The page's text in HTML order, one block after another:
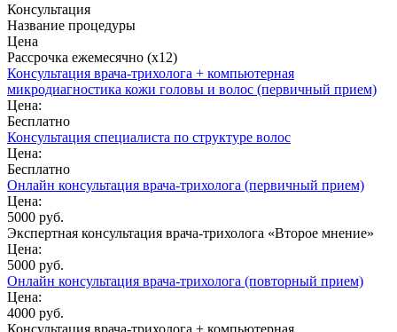
Консультация
Название процедуры
Цена
Рассрочка ежемесячно (x12)
Консультация врача-трихолога + компьютерная
микродиагностика кожи головы и волос (первичный прием)
Цена:
Бесплатно
Консультация специалиста по структуре волос
Цена:
Бесплатно
Онлайн консультация врача-трихолога (первичный прием)
Цена:
5000 руб.
Экспертная консультация врача-трихолога «Второе мнение»
Цена:
5000 руб.
Онлайн консультация врача-трихолога (повторный прием)
Цена:
4000 руб.
Консультация врача-трихолога + компьютерная